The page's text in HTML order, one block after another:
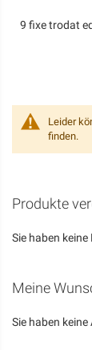
9 fixe trodat
Leider
finden.
Produkte
Sie haben
Meine
Sie haben